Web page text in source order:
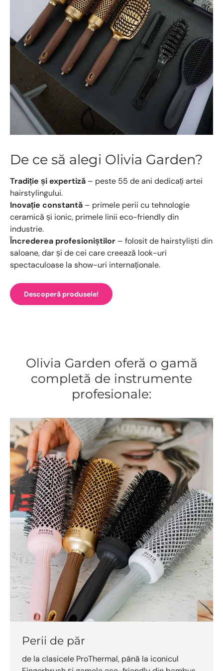
De ce să alegi Olivia Garden?
Tradiție și expertiză – peste 55 de ani dedicați artei
hairstylingului.
Inovație constantă – primele perii cu tehnologie
ceramică și ionic, primele linii eco-friendly din
industrie.
Încrederea profesioniștilor – folosit de hairstyliști din
saloane, dar și de cei care creează look-uri
spectaculoase la show-uri internaționale.
Descoperă produsele!
Olivia Garden oferă o gamă
completă de instrumente
profesionale:
Perii de păr
de la clasicele ProThermal, până la iconicul